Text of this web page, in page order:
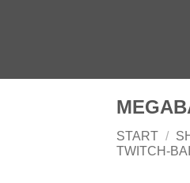
START /
TWITCH-